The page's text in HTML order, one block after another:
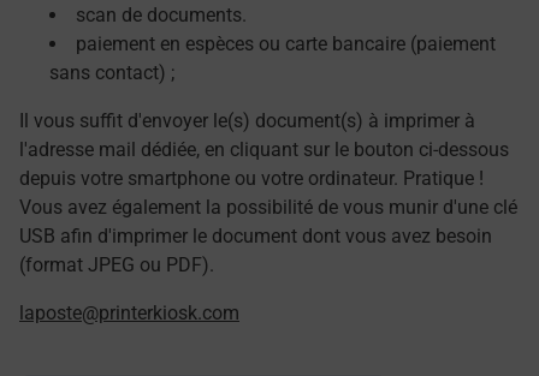
scan de documents.
paiement en espèces ou carte bancaire (paiement
sans contact) ;
Il vous suffit d'envoyer le(s) document(s) à imprimer à
l'adresse mail dédiée, en cliquant sur le bouton ci-dessous
depuis votre smartphone ou votre ordinateur. Pratique !
Vous avez également la possibilité de vous munir d'une clé
USB afin d'imprimer le document dont vous avez besoin
(format JPEG ou PDF).
laposte@printerkiosk.com